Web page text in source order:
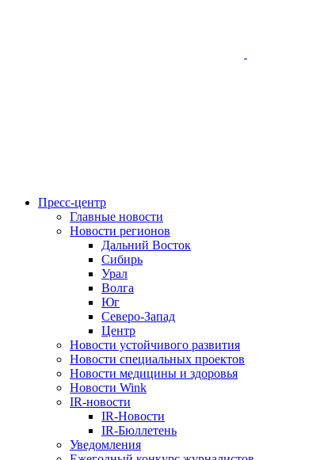
Пресс-центр
Главные новости
Новости регионов
Дальний Восток
Сибирь
Урал
Волга
Юг
Северо-Запад
Центр
Новости устойчивого развития
Новости специальных проектов
Новости медицины и здоровья
Новости Wink
IR-новости
IR-Новости
IR-Бюллетень
Уведомления